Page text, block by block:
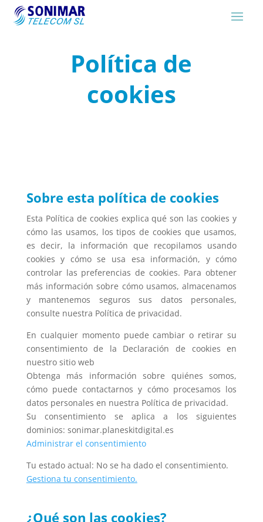
Política de
cookies
Sobre esta política de cookies
Esta Política de cookies explica qué son las cookies y
cómo las usamos, los tipos de cookies que usamos,
es decir, la información que recopilamos usando
cookies y cómo se usa esa información, y cómo
controlar las preferencias de cookies. Para obtener
más información sobre cómo usamos, almacenamos
y mantenemos seguros sus datos personales,
consulte nuestra Política de privacidad.
En cualquier momento puede cambiar o retirar su
consentimiento de la Declaración de cookies en
nuestro sitio web
Obtenga más información sobre quiénes somos,
cómo puede contactarnos y cómo procesamos los
datos personales en nuestra Política de privacidad.
Su consentimiento se aplica a los siguientes
dominios: sonimar.planeskitdigital.es
Administrar el consentimiento
Tu estado actual: No se ha dado el consentimiento.
Gestiona tu consentimiento.
¿Qué son las cookies?